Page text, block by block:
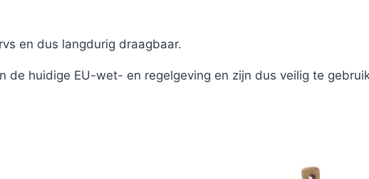
en dus langdurig draagbaar.
de huidige EU-wet- en regelgeving en zijn dus veilig te